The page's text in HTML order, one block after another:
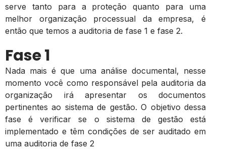
serve tanto para a proteção quanto para uma
melhor organização processual da empresa, é
então que temos a auditoria de fase 1 e fase 2.
Fase 1
Nada mais é que uma análise documental, nesse
momento você como responsável pela auditoria da
organização irá apresentar os documentos
pertinentes ao sistema de gestão. O objetivo dessa
fase é verificar se o sistema de gestão está
implementado e têm condições de ser auditado em
uma auditoria de fase 2